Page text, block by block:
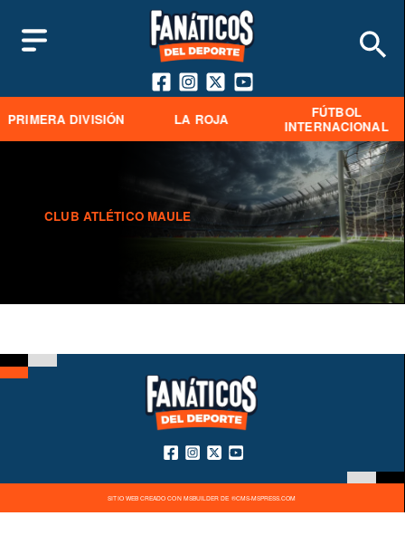
PRIMERA DIVISIÓN LA ROJA
FÚTBOL
INTERNACIONAL
CLUB ATLÉTICO MAULE
SITIO WEB CREADO CON MSBUILDER DE ®CMS-MSPRESS.COM